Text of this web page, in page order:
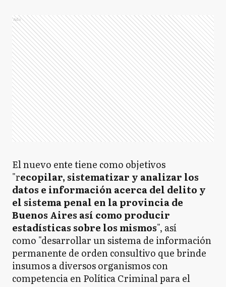
Ads
El nuevo ente tiene como objetivos
"recopilar, sistematizar y analizar los
datos e información acerca del delito y
el sistema penal en la provincia de
Buenos Aires así como producir
estadísticas sobre los mismos", así
como "desarrollar un sistema de información
permanente de orden consultivo que brinde
insumos a diversos organismos con
competencia en Política Criminal para el